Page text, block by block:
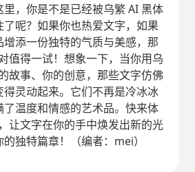
，你是不是已经被乌繁 AI 黑体
呢？如果你也热爱文字，如果
添一份独特的气质与美感，那
值得一试！想象一下，当你用乌
故事、你的创意，那些文字仿佛
灵动起来。它们不再是冷冰冰
了温度和情感的艺术品。快来体
让文字在你的手中焕发出新的光
独特篇章！（编者：mei）